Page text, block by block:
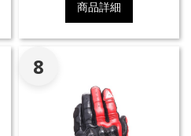
商品詳細
8